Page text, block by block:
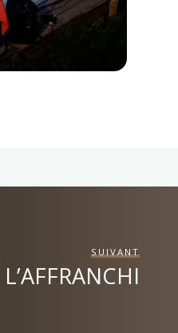
SUIVANT
L’AFFRANCHI